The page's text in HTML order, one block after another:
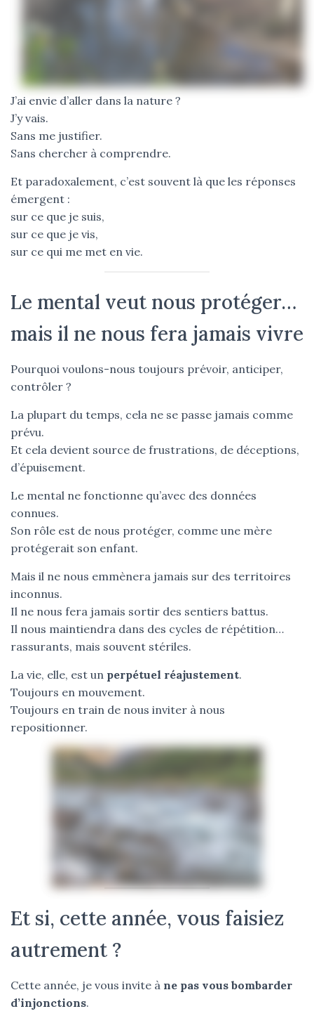
J’ai envie d’aller dans la nature ?
J’y vais.
Sans me justifier.
Sans chercher à comprendre.
Et paradoxalement, c’est souvent là que les réponses
émergent :
sur ce que je suis,
sur ce que je vis,
sur ce qui me met en vie.
Le mental veut nous protéger…
mais il ne nous fera jamais vivre
Pourquoi voulons-nous toujours prévoir, anticiper,
contrôler ?
La plupart du temps, cela ne se passe jamais comme
prévu.
Et cela devient source de frustrations, de déceptions,
d’épuisement.
Le mental ne fonctionne qu’avec des données
connues.
Son rôle est de nous protéger, comme une mère
protégerait son enfant.
Mais il ne nous emmènera jamais sur des territoires
inconnus.
Il ne nous fera jamais sortir des sentiers battus.
Il nous maintiendra dans des cycles de répétition…
rassurants, mais souvent stériles.
La vie, elle, est un perpétuel réajustement.
Toujours en mouvement.
Toujours en train de nous inviter à nous
repositionner.
Et si, cette année, vous faisiez
autrement ?
Cette année, je vous invite à ne pas vous bombarder
d’injonctions.